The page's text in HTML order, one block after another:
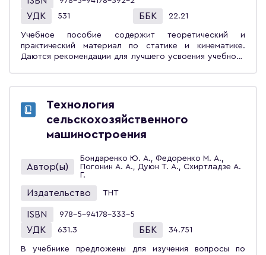
приборостроения, инженерам-технологам и
конструкторам оснастки машиностроительных и
приборостроительных предприятий, научно-
исследовательских и проектно-технологических
институтов.
УДК 531 ББК 22.21
Учебное пособие содержит теоретический и
практический материал по статике и кинематике.
Даются рекомендации для лучшего усвоения учебного
графических работ. Теоретический материал по темам
заканчивается информацией по базовым понятиям в
сжатой форме. Приведён словарь терминов и
определений. По всему теоретическому материалу
предлагаются тестовые задания. Учебное пособие
предназначено для студентов вузов, обучающихся по
обеспечение машиностроительных производств»,
«Автоматизация технологических процессов и
производств», а также может быть использовано
студентами других направлений, изучающих
теоретическую механику.
Технология
сельскохозяйственного
машиностроения
Автор(ы)
Бондаренко Ю. А., Федоренко М. А.,
Погонин А. А., Дуюн Т. А., Схиртладзе А.
Г.
Издательство ТНТ
ISBN 978-5-94178-333-5
УДК 631.3 ББК 34.751
В учебнике предложены для изучения вопросы по